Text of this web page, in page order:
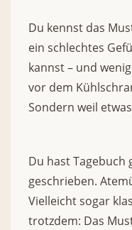
Du kennst das
ein schlechtes
kannst – und
vor dem
Sondern weil
Du hast Tagebuch
geschrieben.
Vielleicht sogar
trotzdem: Das